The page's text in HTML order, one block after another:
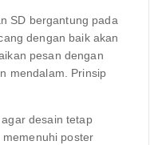
SD bergantung pada
dengan baik akan
pesan dengan
mendalam. Prinsip
desain tetap
poster